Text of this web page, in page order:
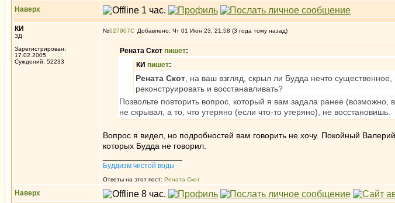
Наверх
КИ
3Д
Зарегистрирован:
17.02.2005
Суждений: 52233
№627907 Добавлено: Чт 01 Июн 23, 21:58 (3 года тому назад)
Рената Скот пишет:
КИ пишет:
Рената Скот , на ваш взгляд, скрыл ли Будда нечто
реконструировать и восстанавливать?
Позвольте повторить вопрос, который я вам задала ранее
не скрывал, а то, что утеряно (если что-то утеряно), не восстановишь.
Вопрос я видел, но подробностей вам говорить не хочу. Покойный
которых Будда не говорил.
Буддизм чистой воды
Ответы на этот пост: Рената Скот
Наверх